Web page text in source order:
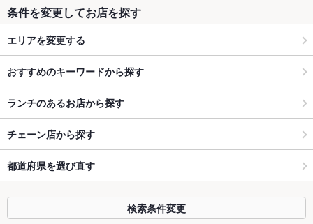
条件を変更してお店を探す
エリアを変更する
おすすめのキーワードから探す
ランチのあるお店から探す
チェーン店から探す
都道府県を選び直す
検索条件変更